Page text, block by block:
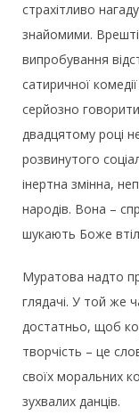
страхітливо
знайомими.
випробування
сатиричної
серйозно
двадцятому році
розвинутого
інертна змінна,
народів. Вона –
шукають Боже
Муратова надто
глядачі. У той же
достатньо, щоб
творчість – це
своїх моральних
зухвалих данців.